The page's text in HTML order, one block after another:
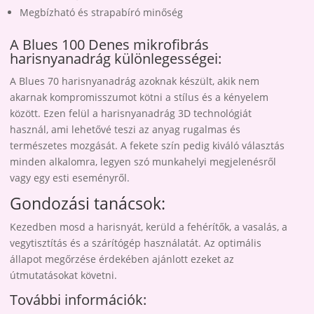
Megbízható és strapabíró minőség
A Blues 100 Denes mikrofibrás
harisnyanadrág különlegességei:
A Blues 70 harisnyanadrág azoknak készült, akik nem
akarnak kompromisszumot kötni a stílus és a kényelem
között. Ezen felül a harisnyanadrág 3D technológiát
használ, ami lehetővé teszi az anyag rugalmas és
természetes mozgását. A fekete szín pedig kiváló választás
minden alkalomra, legyen szó munkahelyi megjelenésről
vagy egy esti eseményről.
Gondozási tanácsok:
Kezedben mosd a harisnyát, kerüld a fehérítők, a vasalás, a
vegytisztítás és a szárítógép használatát. Az optimális
állapot megőrzése érdekében ajánlott ezeket az
útmutatásokat követni.
További információk: